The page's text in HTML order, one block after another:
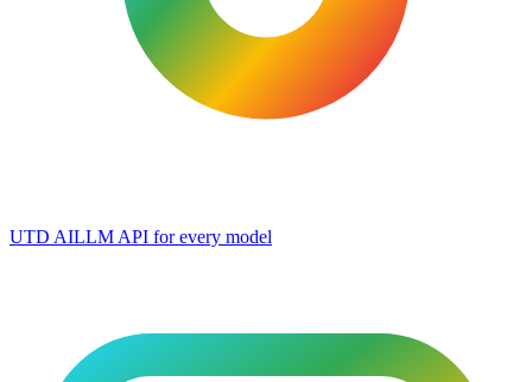
UTD AILLM API for every model